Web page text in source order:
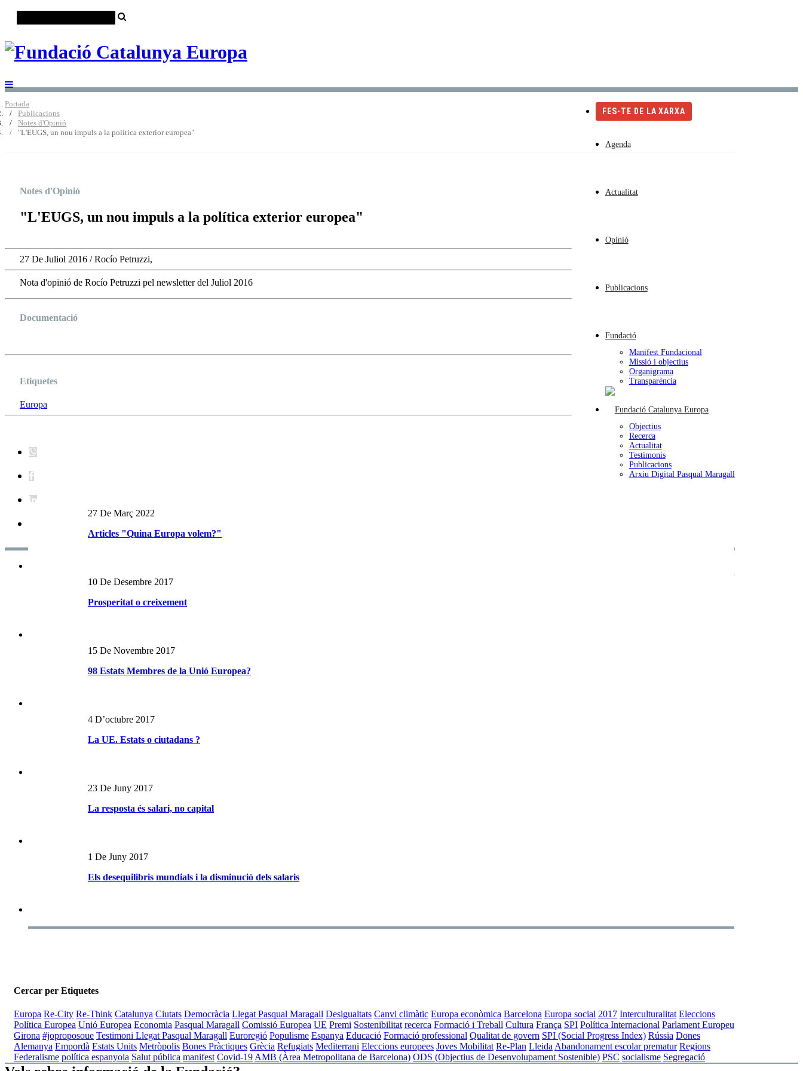
FES-TE DE LA XARXA
Agenda
Actualitat
Opinió
Publicacions
Fundació
Manifest Fundacional
Missió i objectius
Organigrama
Transparència
Objectius
Recerca
Actualitat
Testimonis
Publicacions
Arxiu Digital Pasqual Maragall
Portada
Publicacions
Notes d'Opinió
"L'EUGS, un nou impuls a la política exterior europea"
Notes d'Opinió
"L'EUGS, un nou impuls a la política exterior europea"
27 De Juliol 2016 / Rocío Petruzzi,
Nota d'opinió de Rocío Petruzzi pel newsletter del Juliol 2016
Documentació
Etiquetes
Europa
Notes d'Opinió RECENTS
27 De Març 2022
Articles "Quina Europa volem?"
10 De Desembre 2017
Prosperitat o creixement
15 De Novembre 2017
98 Estats Membres de la Unió Europea?
4 D’octubre 2017
La UE. Estats o ciutadans ?
23 De Juny 2017
La resposta és salari, no capital
1 De Juny 2017
Els desequilibris mundials i la disminució dels salaris
Cercar per Etiquetes
Europa Re-City Re-Think Catalunya Ciutats Democràcia Llegat Pasqual Maragall Desigualtats Canvi climàtic Europa econòmica Barcelona Europa social 2017 Interculturalitat Eleccions
Política Europea Unió Europea Economia Pasqual Maragall Comissió Europea UE Premi Sostenibilitat recerca Formació i Treball Cultura França SPI Política Internacional Parlament Europeu
Girona #joproposoue Testimoni Llegat Pasqual Maragall Euroregió Populisme Espanya Educació Formació professional Qualitat de govern SPI (Social Progress Index) Rússia Dones
Alemanya Empordà Estats Units Metròpolis Bones Pràctiques Grècia Refugiats Mediterrani Eleccions europees Joves Mobilitat Re-Plan Lleida Abandonament escolar prematur Regions
Federalisme política espanyola Salut pública manifest Covid-19 AMB (Àrea Metropolitana de Barcelona) ODS (Objectius de Desenvolupament Sostenible) PSC socialisme Segregació